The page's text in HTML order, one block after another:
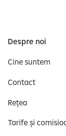
Despre noi
Cine suntem
Contact
Rețea
Tarife și